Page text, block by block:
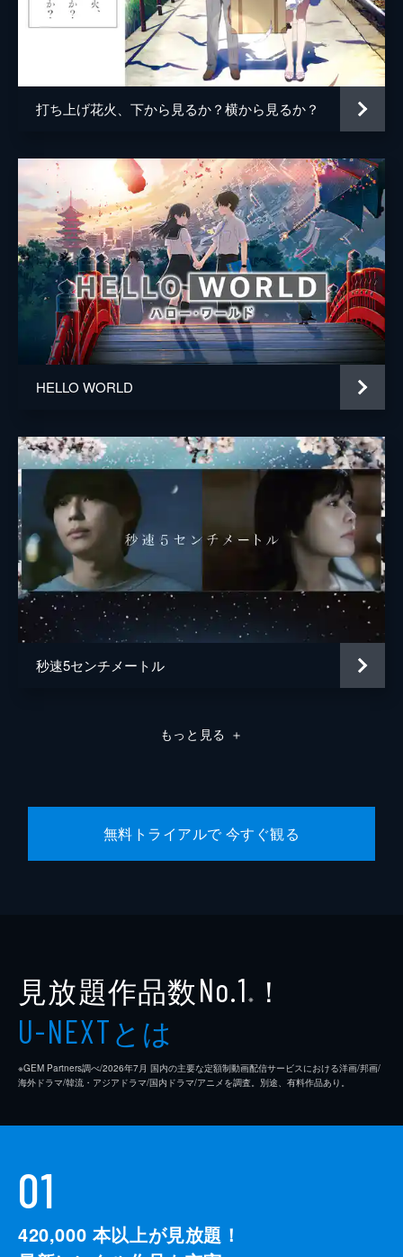
宗師 津川雅彦
リリー・フランキー
多々良 大泉洋
監督
脚本 細田守
原作 細田守
音楽 高木正勝
アニメーション制作 スタジオ地図
製作 中山良夫
齋藤佑佳
井上伸一郎
中村理一郎
熊谷宜和
打ち上げ花火、下から見るか？横から見るか？
HELLO WORLD
秒速5センチメートル
もっと見る ＋
無料トライアルで 今すぐ観る
見放題作品数No.1 ※ ！
U-NEXTとは
※GEM Partners調べ/2026年7⽉ 国内の主要な定額制動画配信サービスにおける洋画/邦画/
海外ドラマ/韓流・アジアドラマ/国内ドラマ/アニメを調査。別途、有料作品あり。
01
420,000 本以上が見放題！